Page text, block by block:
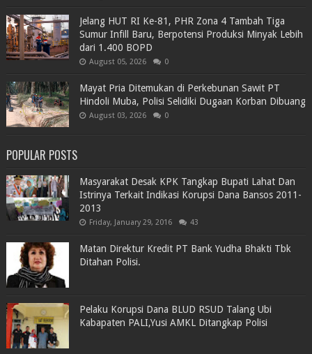
Jelang HUT RI Ke-81, PHR Zona 4 Tambah Tiga
Sumur Infill Baru, Berpotensi Produksi Minyak Lebih
dari 1.400 BOPD
August 05, 2026 0
Mayat Pria Ditemukan di Perkebunan Sawit PT
Hindoli Muba, Polisi Selidiki Dugaan Korban Dibuang
August 03, 2026 0
POPULAR POSTS
Masyarakat Desak KPK Tangkap Bupati Lahat Dan
Istrinya Terkait Indikasi Korupsi Dana Bansos 2011-
2013
Friday, January 29, 2016 43
Matan Direktur Kredit PT Bank Yudha Bhakti Tbk
Ditahan Polisi.
Pelaku Korupsi Dana BLUD RSUD Talang Ubi
Kabapaten PALI,Yusi AMKL Ditangkap Polisi